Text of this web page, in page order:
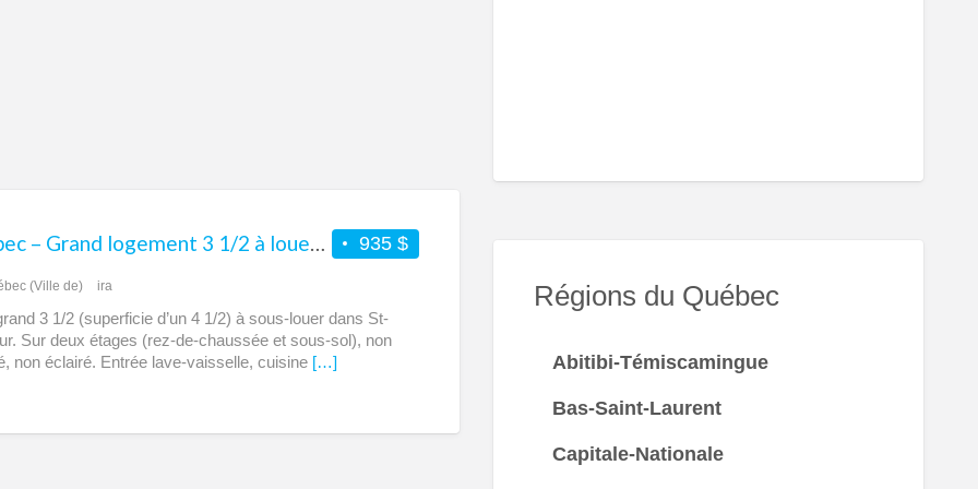
935 $
Québec – Grand logement 3 1/2 à louer dans Saint-Sauveur
(Ville de) ira
3 1/2 (superficie d’un 4 1/2) à sous-louer dans St-
Sur deux étages (rez-de-chaussée et sous-sol), non
non éclairé. Entrée lave-vaisselle, cuisine […]
Régions du Québec
Abitibi-Témiscamingue
Bas-Saint-Laurent
Capitale-Nationale